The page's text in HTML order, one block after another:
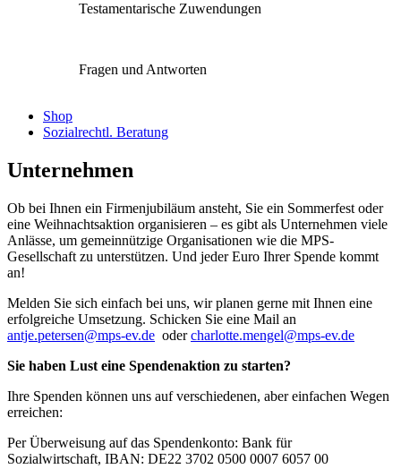
Testamentarische Zuwendungen
Fragen und Antworten
Shop
Sozialrechtl. Beratung
Unternehmen
Ob bei Ihnen ein Firmenjubiläum ansteht, Sie ein Sommerfest oder
eine Weihnachtsaktion organisieren – es gibt als Unternehmen viele
Anlässe, um gemeinnützige Organisationen wie die MPS-
Gesellschaft zu unterstützen. Und jeder Euro Ihrer Spende kommt
an!
Melden Sie sich einfach bei uns, wir planen gerne mit Ihnen eine
erfolgreiche Umsetzung. Schicken Sie eine Mail an
antje.petersen@mps-ev.de odercharlotte.mengel@mps-ev.de
Sie haben Lust eine Spendenaktion zu starten?
Ihre Spenden können uns auf verschiedenen, aber einfachen Wegen
erreichen:
Per Überweisung auf das Spendenkonto: Bank für
Sozialwirtschaft, IBAN: DE22 3702 0500 0007 6057 00